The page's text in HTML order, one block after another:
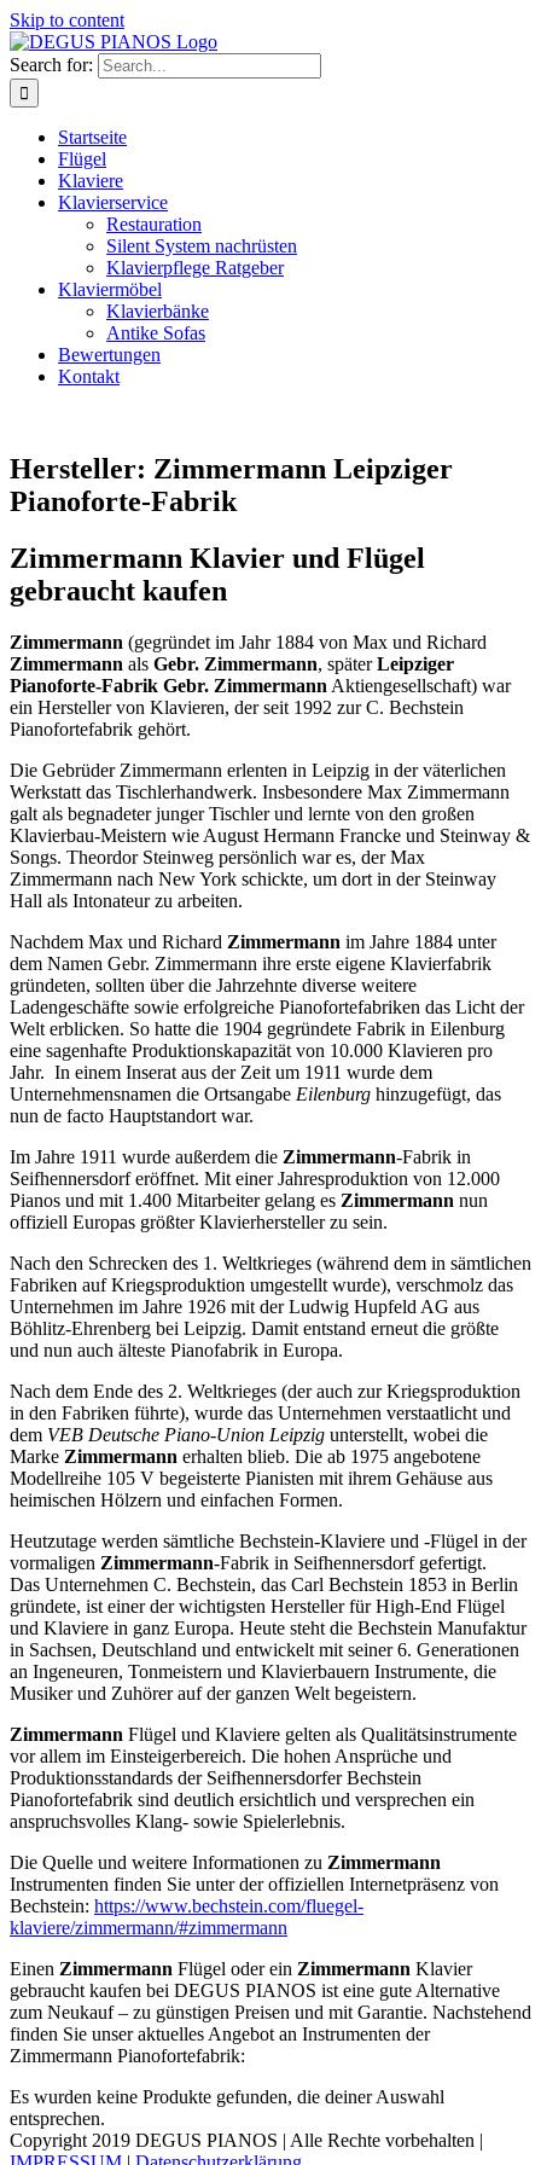
Skip to content
Search for:
Startseite
Flügel
Klaviere
Klavierservice
Restauration
Silent System nachrüsten
Klavierpflege Ratgeber
Klaviermöbel
Klavierbänke
Antike Sofas
Bewertungen
Kontakt
Hersteller: Zimmermann Leipziger
Pianoforte-Fabrik
Zimmermann Klavier und Flügel
gebraucht kaufen
Zimmermann (gegründet im Jahr 1884 von Max und Richard
Zimmermann als Gebr. Zimmermann, späterLeipziger
Pianoforte-Fabrik Gebr. Zimmermann Aktiengesellschaft) war
ein Hersteller von Klavieren, der seit 1992 zur C. Bechstein
Pianofortefabrik gehört.
Die Gebrüder Zimmermann erlenten in Leipzig in der väterlichen
Werkstatt das Tischlerhandwerk. Insbesondere Max Zimmermann
galt als begnadeter junger Tischler und lernte von den großen
Klavierbau-Meistern wie August Hermann Francke und Steinway &
Songs. Theordor Steinweg persönlich war es, der Max
Zimmermann nach New York schickte, um dort in der Steinway
Hall als Intonateur zu arbeiten.
Nachdem Max und Richard Zimmermann im Jahre 1884 unter
dem Namen Gebr. Zimmermann ihre erste eigene Klavierfabrik
gründeten, sollten über die Jahrzehnte diverse weitere
Ladengeschäfte sowie erfolgreiche Pianofortefabriken das Licht der
Welt erblicken. So hatte die 1904 gegründete Fabrik in Eilenburg
eine sagenhafte Produktionskapazität von 10.000 Klavieren pro
Jahr. In einem Inserat aus der Zeit um 1911 wurde dem
Unternehmensnamen die Ortsangabe Eilenburg hinzugefügt, das
nun de facto Hauptstandort war.
Im Jahre 1911 wurde außerdem die Zimmermann-Fabrik in
Seifhennersdorf eröffnet. Mit einer Jahresproduktion von 12.000
Pianos und mit 1.400 Mitarbeiter gelang es Zimmermann nun
offiziell Europas größter Klavierhersteller zu sein.
Nach den Schrecken des 1. Weltkrieges (während dem in sämtlichen
Fabriken auf Kriegsproduktion umgestellt wurde), verschmolz das
Unternehmen im Jahre 1926 mit der Ludwig Hupfeld AG aus
Böhlitz-Ehrenberg bei Leipzig. Damit entstand erneut die größte
und nun auch älteste Pianofabrik in Europa.
Nach dem Ende des 2. Weltkrieges (der auch zur Kriegsproduktion
in den Fabriken führte), wurde das Unternehmen verstaatlicht und
dem VEB Deutsche Piano-Union Leipzig unterstellt, wobei die
Marke Zimmermann erhalten blieb. Die ab 1975 angebotene
Modellreihe 105 V begeisterte Pianisten mit ihrem Gehäuse aus
heimischen Hölzern und einfachen Formen.
Heutzutage werden sämtliche Bechstein-Klaviere und -Flügel in der
vormaligen Zimmermann-Fabrik in Seifhennersdorf gefertigt.
Das Unternehmen C. Bechstein, das Carl Bechstein 1853 in Berlin
gründete, ist einer der wichtigsten Hersteller für High-End Flügel
und Klaviere in ganz Europa. Heute steht die Bechstein Manufaktur
in Sachsen, Deutschland und entwickelt mit seiner 6. Generationen
an Ingeneuren, Tonmeistern und Klavierbauern Instrumente, die
Musiker und Zuhörer auf der ganzen Welt begeistern.
Zimmermann Flügel und Klaviere gelten als Qualitätsinstrumente
vor allem im Einsteigerbereich. Die hohen Ansprüche und
Produktionsstandards der Seifhennersdorfer Bechstein
Pianofortefabrik sind deutlich ersichtlich und versprechen ein
anspruchsvolles Klang- sowie Spielerlebnis.
Die Quelle und weitere Informationen zu Zimmermann
Instrumenten finden Sie unter der offiziellen Internetpräsenz von
Bechstein: https://www.bechstein.com/fluegel-
klaviere/zimmermann/#zimmermann
Einen Zimmermann Flügel oder ein Zimmermann Klavier
gebraucht kaufen bei DEGUS PIANOS ist eine gute Alternative
zum Neukauf – zu günstigen Preisen und mit Garantie. Nachstehend
finden Sie unser aktuelles Angebot an Instrumenten der
Zimmermann Pianofortefabrik:
Es wurden keine Produkte gefunden, die deiner Auswahl
entsprechen.
Copyright 2019 DEGUS PIANOS | Alle Rechte vorbehalten |